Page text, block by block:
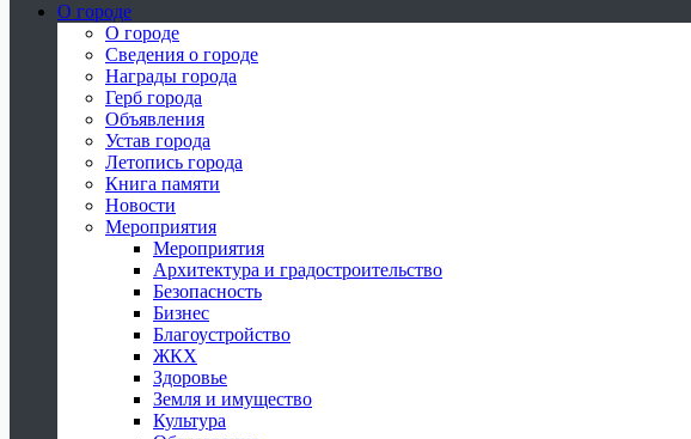
О городе
О городе
Сведения о городе
Награды города
Герб города
Объявления
Устав города
Летопись города
Книга памяти
Новости
Мероприятия
Мероприятия
Архитектура и градостроительство
Безопасность
Бизнес
Благоустройство
ЖКХ
Здоровье
Земля и имущество
Культура